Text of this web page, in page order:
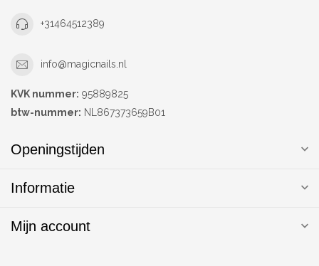
+31464512389
info@magicnails.nl
KVK nummer: 95889825
btw-nummer: NL867373659B01
Openingstijden
Informatie
Mijn account